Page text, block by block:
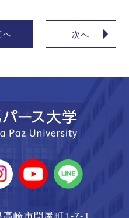
へ 次へ
崎市問屋町1-7-1